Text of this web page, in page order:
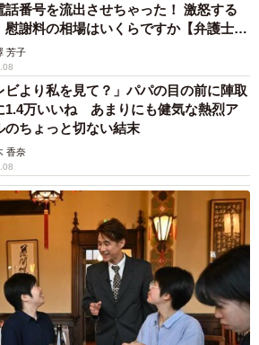
話番号を流出させちゃった！ 激怒する
謝料の相場はいくらですか【弁護士が
芳子
ビより私を見て？」パパの目の前に陣取
1.4万いいね あまりにも健気な熱烈ア
のちょっと切ない結末
香奈